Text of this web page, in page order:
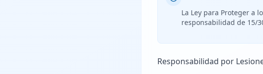
La Ley para Proteger a
responsabilidad de 15/
Responsabilidad por